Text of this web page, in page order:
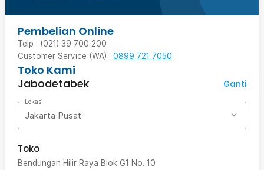
Pembelian Online
Telp : (021) 39 700 200
Customer Service (WA) : 0899 721 7050
Toko Kami
Jabodetabek
Ganti
Lokasi
Jakarta Pusat
Toko
Bendungan Hilir Raya Blok G1 No. 10